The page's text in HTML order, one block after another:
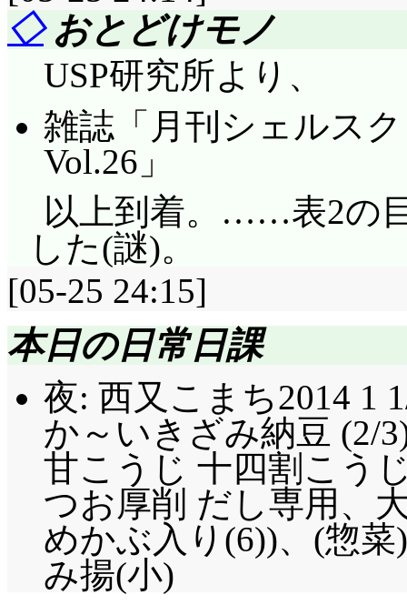
ね!?
ナレーションはガチ
と、参加者9人、その
が1人、剣道部員が1
構ギリギリのゲーム
で、登場ー人物のー
のうち萌舞子……これ
他の誰かなのでは、
きなり怪しい。
花音が疑われたとこ
きり言います。男性
す」「みーとぅー!」
は各自のキャラ性の
狼……百合狼での役割
最初はシステムにま
◇おとどけモノ
USP研究所より、
雑誌「月刊シェルス
Vol.26」
以上到着。……表2の
した(謎)。
[05-25 24:15]
本日の日常日課
夜: 西又こまち2014 1
か～いきざみ納豆 (2/
甘こうじ 十四割こう
つお厚削 だし専用、
めかぶ入り(6))、(惣
み揚(小)